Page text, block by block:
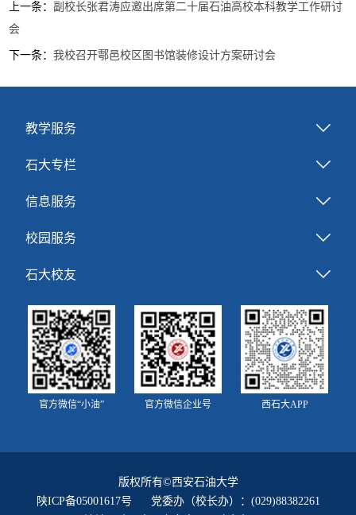
上一条： 副校长张君涛应邀出席第二十届石油高校本科教学工作研讨
会
下一条：我校召开鄠邑校区图书馆装修设计方案研讨会
教学服务
石大专栏
信息服务
校园服务
石大校友
官方微信“小油” 官方微信企业号 西石大APP
版权所有©西安石油大学
陕ICP备05001617号 党委办（校长办）：(029)88382261